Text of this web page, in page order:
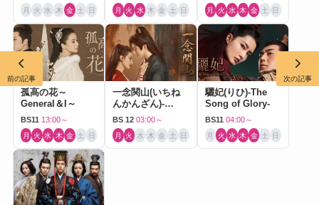
月 火 水 木 金 土 日 月 火 水 木 金 土 日 月 火 水 木 金 土 日
孤高の花～
General＆I～
BS11 13:00～
月 火 水 木 金 土 日
一念関山(いちね
んかんざん)-
Journey to Love-
BS 12 03:00～
月 火 水 木 金 土 日
驪妃(りひ)-The
Song of Glory-
BS11 04:00～
月 火 水 木 金 土 日
前の記事 次の記事